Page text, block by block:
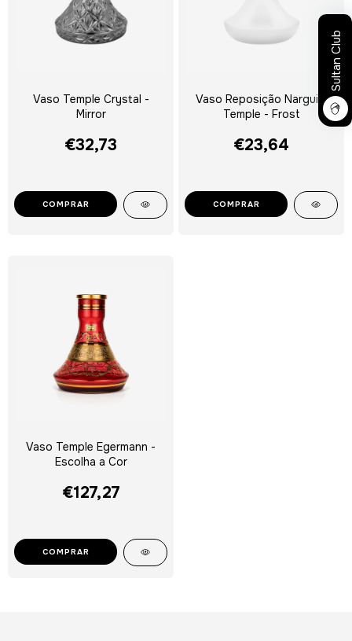
Vaso Temple Crystal -
Mirror
€32,73
Vaso Reposição Narguile
Temple - Frost
€23,64
COMPRAR
Vaso Temple Egermann -
Escolha a Cor
€127,27
COMPRAR
Sultan Club